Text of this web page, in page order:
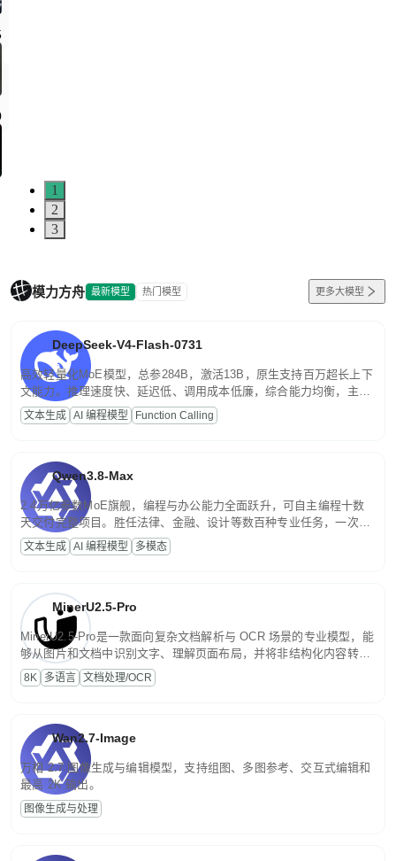
1
2
3
模力方舟 最新模型 热门模型 更多大模型
DeepSeek-V4-Flash-0731
高效轻量化MoE模型，总参284B，激活13B，原生支持百万超长上下
文能力。推理速度快、延迟低、调用成本低廉，综合能力均衡，主打
高并发、轻量化任务，适合日常对话、内容创作、基础 RAG、批量
文案处理等普惠刚需场景。
文本生成 AI 编程模型 Function Calling
Qwen3.8-Max
2.4万亿参数MoE旗舰，编程与办公能力全面跃升，可自主编程十数
天交付完整项目。胜任法律、金融、设计等数百种专业任务，一次对
话端到端交付生产级成果。原生视觉理解贯穿规划、执行与验证全流
程，支持超长文档与长视频的深度语义解析。长程任务中自主规划与
文本生成 AI 编程模型 多模态
MinerU2.5-Pro
MinerU2.5-Pro是一款面向复杂文档解析与 OCR 场景的专业模型，能
够从图片和文档中识别文字、理解页面布局，并将非结构化内容转换
为便于存储、检索和二次处理的结构化结果。
8K 多语言 文档处理/OCR
Wan2.7-Image
万相 2.7 图像生成与编辑模型，支持组图、多图参考、交互式编辑和
最高 2K 输出。
图像生成与处理